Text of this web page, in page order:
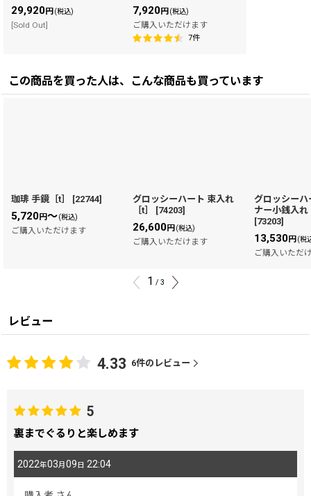
29,920円 (税込)
[Sold Out]
7,920円 (税込)
ご購入いただけます
7件
この商品を買った人は、こんな商品も買っています
珈琲 手鏡［t］ [22744]
5,720円～(税込)
ご購入いただけます
グロッシーハート 束入れ
［t］
[74203]
26,600円 (税込)
ご購入いただけます
グロッシー
ナー小銭入れ
[73203]
13,530円 (税
ご購入いただ
1 / 3
レビュー
4.33 6件のレビュー
5
裏までぐるりと楽しめます
2022年03月 09 日 22:04